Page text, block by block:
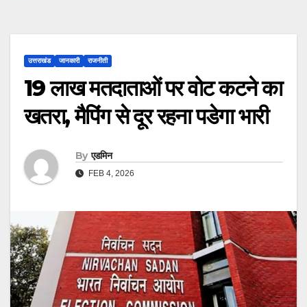
उत्तराखंड जानकारी राजनीती
19 लाख मतदाताओं पर वोट कटने का
खतरा, मैपिंग से दूर रहना पडेगा भारी
By एडमिन
FEB 4, 2026